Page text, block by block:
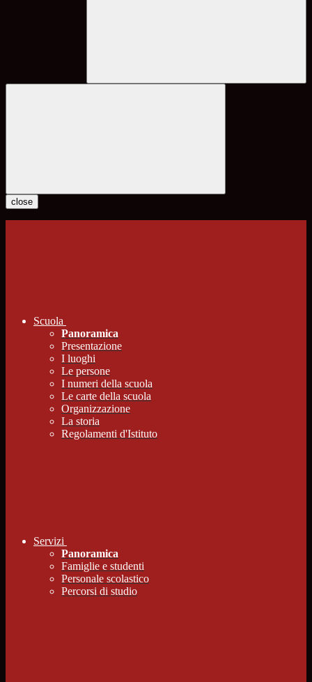
close
Scuola
Panoramica
Presentazione
I luoghi
Le persone
I numeri della scuola
Le carte della scuola
Organizzazione
La storia
Regolamenti d'Istituto
Servizi
Panoramica
Famiglie e studenti
Personale scolastico
Percorsi di studio